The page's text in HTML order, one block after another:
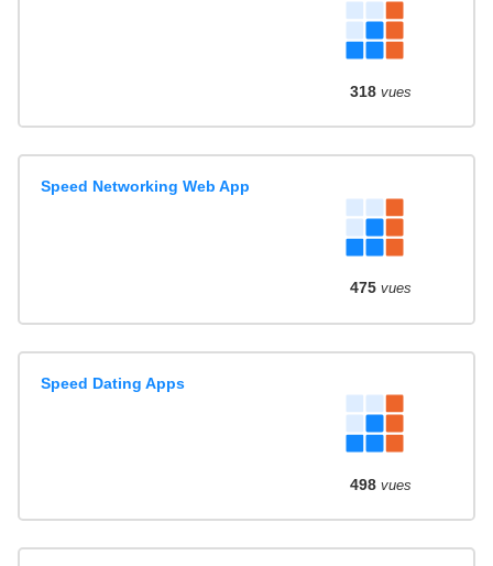
318 vues
Speed Networking Web App
475 vues
Speed Dating Apps
498 vues